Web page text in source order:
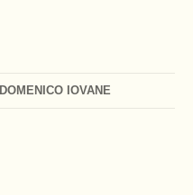
DOMENICO IOVANE